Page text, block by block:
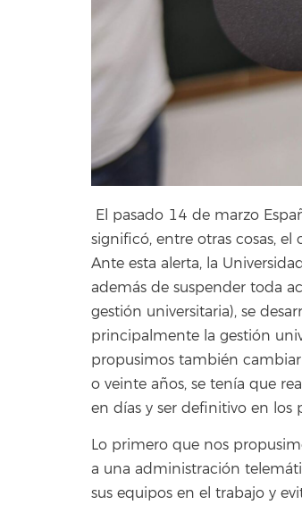
El pasado 14 de marzo
significó, entre otras cosas,
Ante esta alerta, la
además de suspender toda
gestión universitaria), se
principalmente la gestión
propusimos también
o veinte años, se tenía que
en días y ser definitivo en los
Lo primero que nos
a una administración
sus equipos en el trabajo y